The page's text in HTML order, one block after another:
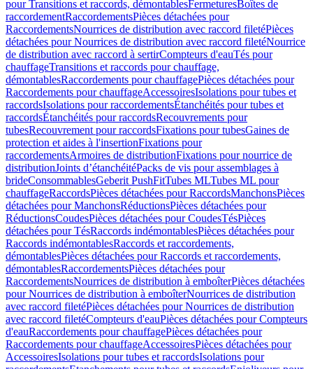
pour Transitions et raccords, démontablesFermeturesBoîtes de
raccordementRaccordementsPièces détachées pour
RaccordementsNourrices de distribution avec raccord filetéPièces
détachées pour Nourrices de distribution avec raccord filetéNourrice
de distribution avec raccord à sertirCompteurs d'eauTés pour
chauffageTransitions et raccords pour chauffage,
démontablesRaccordements pour chauffagePièces détachées pour
Raccordements pour chauffageAccessoiresIsolations pour tubes et
raccordsIsolations pour raccordementsÉtanchéités pour tubes et
raccordsÉtanchéités pour raccordsRecouvrements pour
tubesRecouvrement pour raccordsFixations pour tubesGaines de
protection et aides à l'insertionFixations pour
raccordementsArmoires de distributionFixations pour nourrice de
distributionJoints d’étanchéitéPacks de vis pour assemblages à
brideConsommablesGeberit PushFitTubes MLTubes ML pour
chauffageRaccordsPièces détachées pour RaccordsManchonsPièces
détachées pour ManchonsRéductionsPièces détachées pour
RéductionsCoudesPièces détachées pour CoudesTésPièces
détachées pour TésRaccords indémontablesPièces détachées pour
Raccords indémontablesRaccords et raccordements,
démontablesPièces détachées pour Raccords et raccordements,
démontablesRaccordementsPièces détachées pour
RaccordementsNourrices de distribution à emboîterPièces détachées
pour Nourrices de distribution à emboîterNourrices de distribution
avec raccord filetéPièces détachées pour Nourrices de distribution
avec raccord filetéCompteurs d'eauPièces détachées pour Compteurs
d'eauRaccordements pour chauffagePièces détachées pour
Raccordements pour chauffageAccessoiresPièces détachées pour
AccessoiresIsolations pour tubes et raccordsIsolations pour